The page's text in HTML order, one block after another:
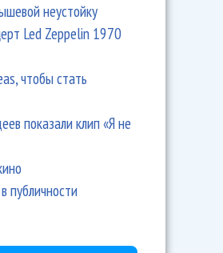
неустойку
Led Zeppelin 1970
чтобы стать
показали клип «Я не
публичности